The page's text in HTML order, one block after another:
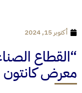
أكتوبر 15, 2024
“القطاع
معرض كانتون 136 في الصين